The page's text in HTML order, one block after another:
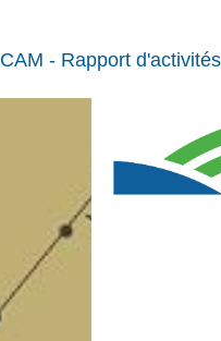
- Rapport d'activités